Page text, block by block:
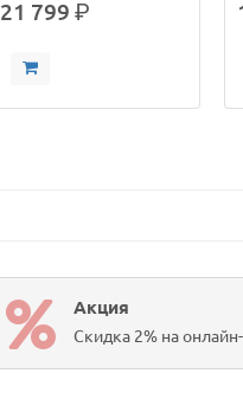
21 799р.
Акция
Скидка 2% на